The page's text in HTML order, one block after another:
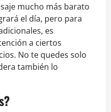
mucho más barato
el día, pero para
es
a ciertos
No te quedes solo
también lo